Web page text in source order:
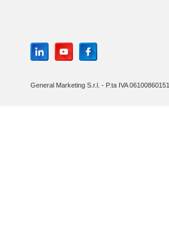
General Marketing S.r.l. - P.ta IVA 06100860151